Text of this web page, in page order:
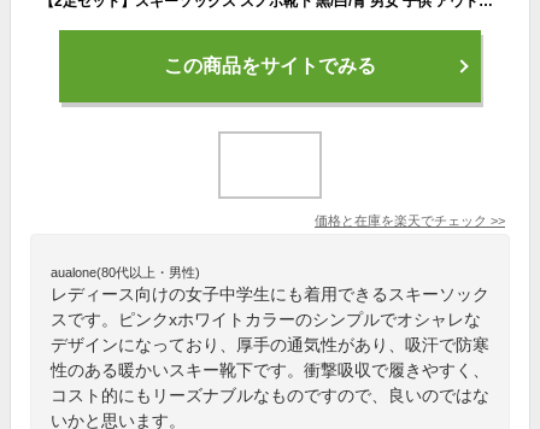
この商品をサイトでみる
価格と在庫を楽天でチェック >>
aualone(80代以上・男性)
レディース向けの女子中学生にも着用できるスキーソック
スです。ピンクxホワイトカラーのシンプルでオシャレな
デザインになっており、厚手の通気性があり、吸汗で防寒
性のある暖かいスキー靴下です。衝撃吸収で履きやすく、
コスト的にもリーズナブルなものですので、良いのではな
いかと思います。